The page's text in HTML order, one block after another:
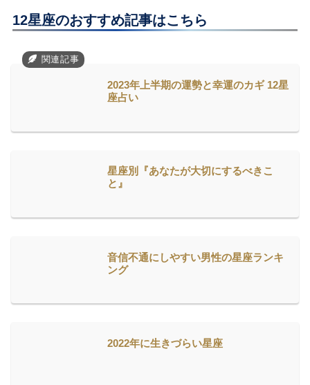
12星座のおすすめ記事はこちら
2023年上半期の運勢と幸運のカギ 12星
座占い
星座別『あなたが大切にするべきこ
と』
音信不通にしやすい男性の星座ランキ
ング
2022年に生きづらい星座